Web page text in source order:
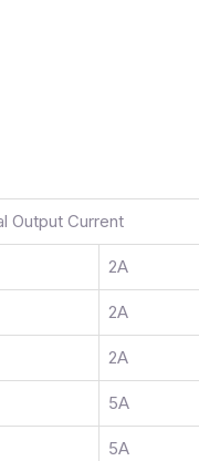
Output Current
2A
2A
2A
5A
5A